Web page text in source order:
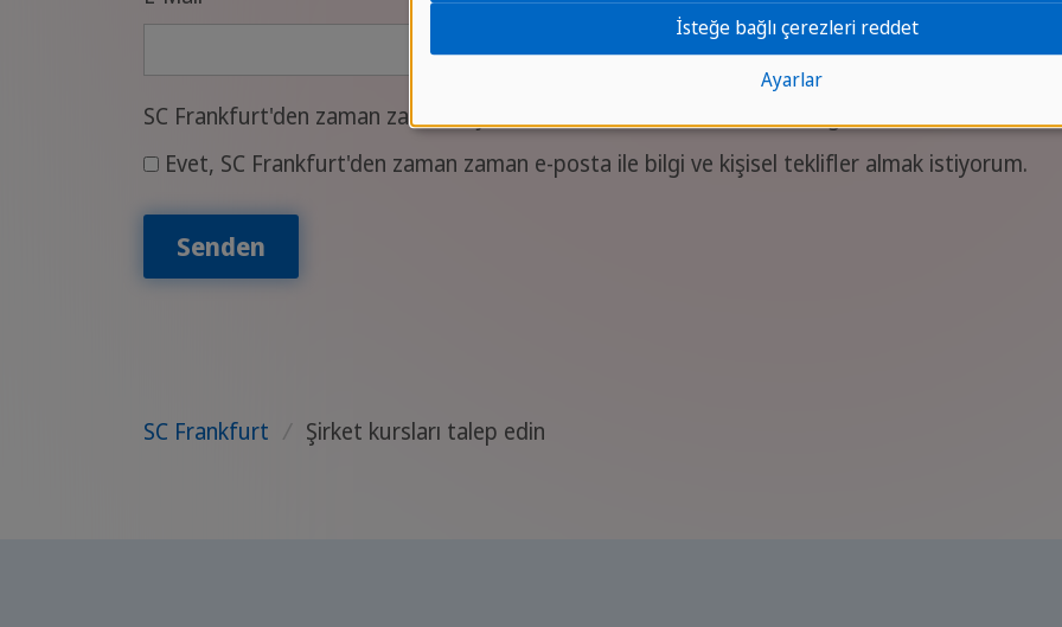
SC Frankfurt'den zaman zaman kişisel teklifler hakkında daha fazla bilgi almak ister misiniz?
Evet, SC Frankfurt'den zaman zaman e-posta ile bilgi ve kişisel teklifler almak istiyorum.
Senden
SC Frankfurt / Şirket kursları talep edin
Ayarlar
İsteğe bağlı çerezleri reddet